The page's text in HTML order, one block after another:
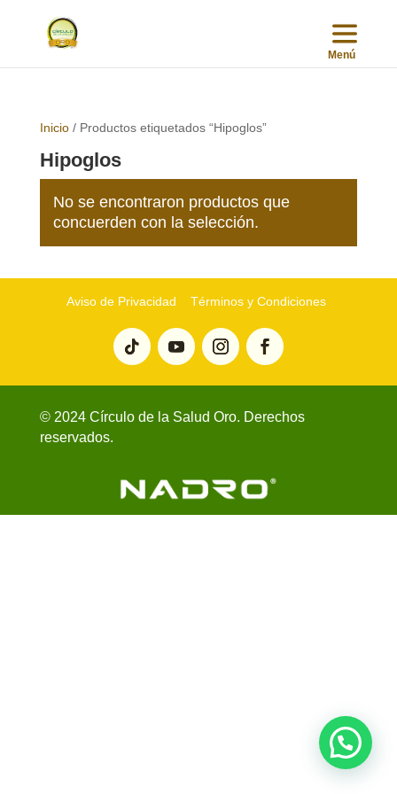
Inicio/ Productos etiquetados “Hipoglos”
Hipoglos
No se encontraron productos que
concuerden con la selección.
Aviso de Privacidad Términos y Condiciones
© 2024 Círculo de la Salud Oro. Derechos
reservados.